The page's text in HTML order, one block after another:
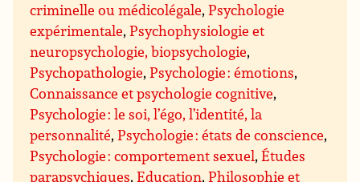
criminelle ou médicolégale,Psychologie
expérimentale,Psychophysiologie et
neuropsychologie, biopsychologie,
Psychopathologie,Psychologie : émotions,
Connaissance et psychologie cognitive,
Psychologie : le soi, l’égo, l’identité, la
personnalité,Psychologie : états de conscience,
Psychologie : comportement sexuel,Études
parapsychiques,Education,Philosophie et